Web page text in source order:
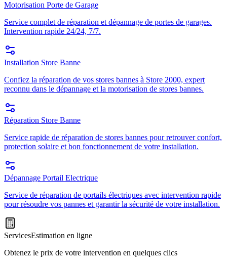
Motorisation Porte de Garage
Service complet de réparation et dépannage de portes de garages.
Intervention rapide 24/24, 7/7.
Installation Store Banne
Confiez la réparation de vos stores bannes à Store 2000, expert
reconnu dans le dépannage et la motorisation de stores bannes.
Réparation Store Banne
Service rapide de réparation de stores bannes pour retrouver confort,
protection solaire et bon fonctionnement de votre installation.
Dépannage Portail Electrique
Service de réparation de portails électriques avec intervention rapide
pour résoudre vos pannes et garantir la sécurité de votre installation.
ServicesEstimation en ligne
Obtenez le prix de votre intervention en quelques clics